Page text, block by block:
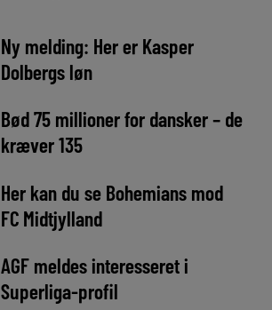
Ny melding: Her er Kasper
Dolbergs løn
Bød 75 millioner for dansker – de
kræver 135
Her kan du se Bohemians mod
FC Midtjylland
AGF meldes interesseret i
Superliga-profil